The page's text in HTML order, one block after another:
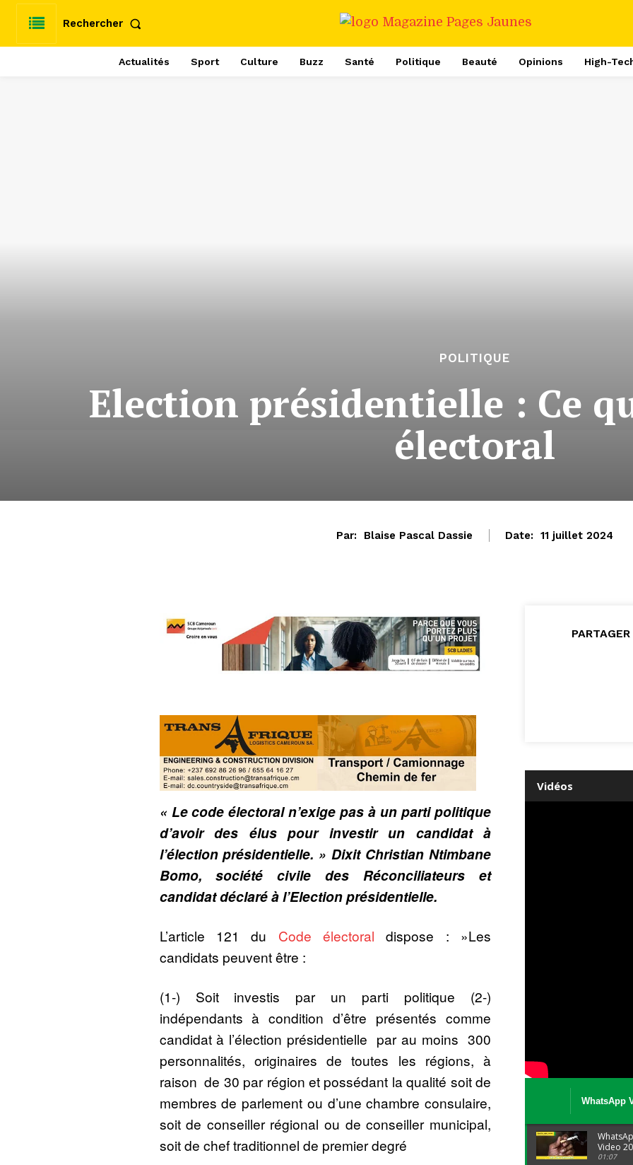
Rechercher
Actualités Sport Culture Buzz Santé Politique Beauté Opinions High-
POLITIQUE
Election présidentielle : Ce
électoral
Par: Blaise Pascal Dassie Date: 11 juillet 2024
« Le code électoral n’exige pas à un parti politique
d’avoir des élus pour investir un candidat à
l’élection présidentielle. » Dixit Christian Ntimbane
Bomo, société civile des Réconciliateurs et
candidat déclaré à l’Election présidentielle.
L’article 121 du Code électoral dispose : »Les
candidats peuvent être :
(1-) Soit investis par un parti politique (2-)
indépendants à condition d’être présentés comme
candidat à l’élection présidentielle par au moins 300
personnalités, originaires de toutes les régions, à
raison de 30 par région et possédant la qualité soit de
membres de parlement ou d’une chambre consulaire,
soit de conseiller régional ou de conseiller municipal,
soit de chef traditionnel de premier degré
PARTAGER
Vidéos
WhatsApp
Video
04 at 15
01:07